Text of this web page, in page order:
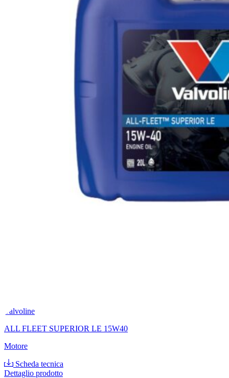
Valvoline
ALL FLEET SUPERIOR LE 15W40
Motore
Scheda tecnica
Dettaglio prodotto